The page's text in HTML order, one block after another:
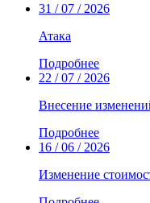
31 / 07 / 2026
Атака
Подробнее
22 / 07 / 2026
Внесение
Подробнее
16 / 06 / 2026
Изменение